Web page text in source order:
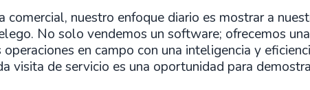
comercial, nuestro enfoque diario es mostrar a
No solo vendemos un software; ofrecemos
en campo con una inteligencia y
visita de servicio es una oportunidad para